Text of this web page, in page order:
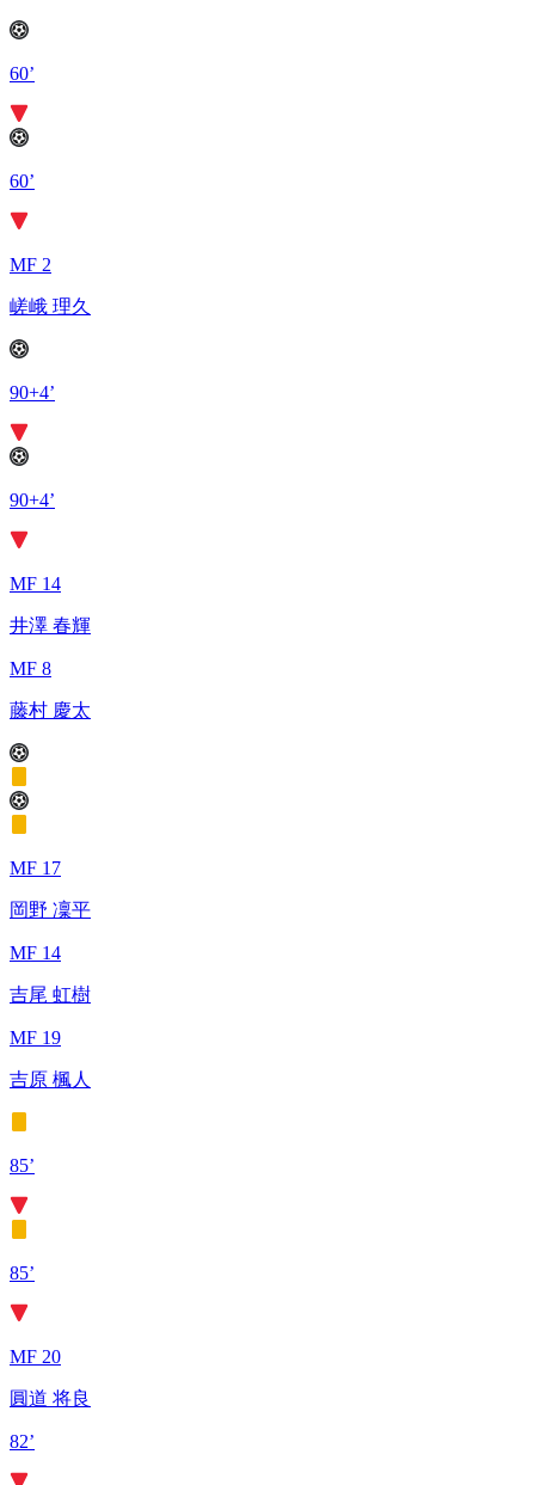
60’
60’
MF 2
嵯峨 理久
90+4’
90+4’
MF 14
井澤 春輝
MF 8
藤村 慶太
MF 17
岡野 凜平
MF 14
吉尾 虹樹
MF 19
吉原 楓人
85’
85’
MF 20
圓道 将良
82’